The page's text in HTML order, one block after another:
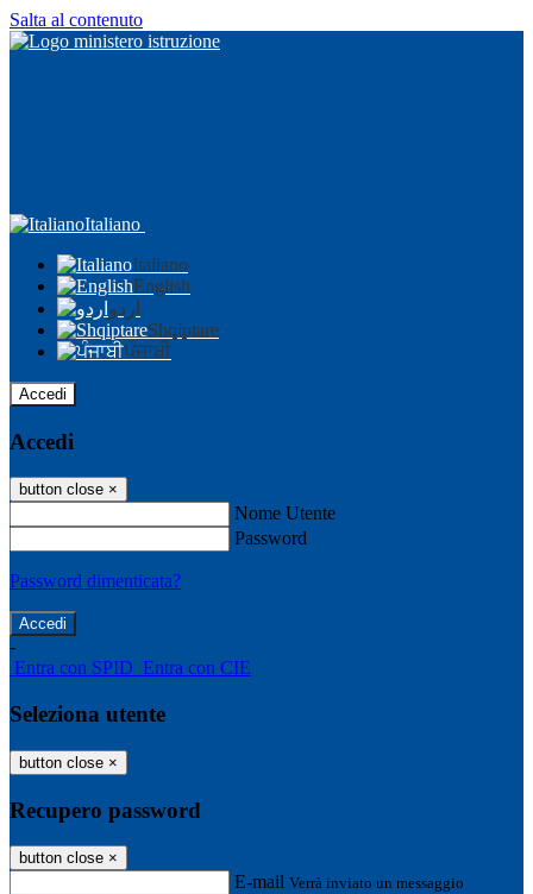
Salta al contenuto
Italiano
Italiano
English
اردو
Shqiptare
ਪੰਜਾਬੀ
Accedi
Accedi
button close ×
Nome Utente
Password
Password dimenticata?
-
Entra con SPID Entra con CIE
Seleziona utente
button close ×
Recupero password
button close ×
E-mail Verrà inviato un messaggio